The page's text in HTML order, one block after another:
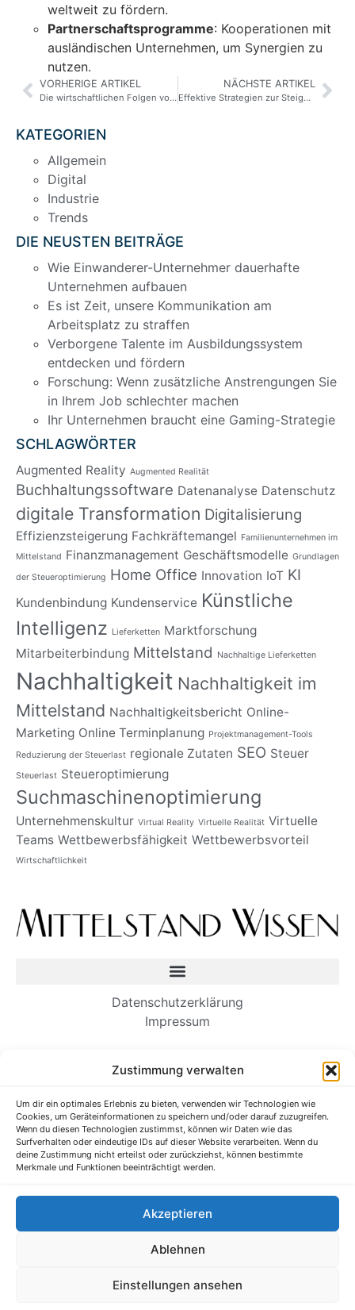
Zustimmung verwalten
Um dir ein optimales Erlebnis zu bieten, verwenden wir Technologien wie
Cookies, um Geräteinformationen zu speichern und/oder darauf zuzugreifen.
Wenn du diesen Technologien zustimmst, können wir Daten wie das
Surfverhalten oder eindeutige IDs auf dieser Website verarbeiten. Wenn du
deine Zustimmung nicht erteilst oder zurückziehst, können bestimmte
Merkmale und Funktionen beeinträchtigt werden.
Akzeptieren
Ablehnen
Einstellungen ansehen
weltweit zu fördern.
Partnerschaftsprogramme: Kooperationen mit
ausländischen Unternehmen, um Synergien zu
nutzen.
VORHERIGE ARTIKEL
Die wirtschaftlichen Folgen von Handelskriegen auf kleine und mittlere Unternehmen
NÄCHSTE ARTIKEL
Effektive Strategien zur Steigerung der Kundenzufriedenheit in mittelständischen Unternehmen
KATEGORIEN
Allgemein
Digital
Industrie
Trends
DIE NEUSTEN BEITRÄGE
Wie Einwanderer-Unternehmer dauerhafte
Unternehmen aufbauen
Es ist Zeit, unsere Kommunikation am
Arbeitsplatz zu straffen
Verborgene Talente im Ausbildungssystem
entdecken und fördern
Forschung: Wenn zusätzliche Anstrengungen Sie
in Ihrem Job schlechter machen
Ihr Unternehmen braucht eine Gaming-Strategie
SCHLAGWÖRTER
Augmented Reality Augmented Realität
Buchhaltungssoftware Datenanalyse Datenschutz
digitale Transformation Digitalisierung
Effizienzsteigerung Fachkräftemangel Familienunternehmen im
Mittelstand Finanzmanagement Geschäftsmodelle Grundlagen
der Steueroptimierung Home Office Innovation IoT KI
Kundenbindung Kundenservice Künstliche
Intelligenz Lieferketten Marktforschung
Mitarbeiterbindung Mittelstand Nachhaltige Lieferketten
Nachhaltigkeit Nachhaltigkeit im
Mittelstand Nachhaltigkeitsbericht Online-
Marketing Online Terminplanung Projektmanagement-Tools
Reduzierung der Steuerlast regionale Zutaten SEO Steuer
Steuerlast Steueroptimierung
Suchmaschinenoptimierung
Unternehmenskultur Virtual Reality Virtuelle Realität Virtuelle
Teams Wettbewerbsfähigkeit Wettbewerbsvorteil
Wirtschaftlichkeit
Datenschutzerklärung
Impressum
Unternehmen aufbauen
Es ist Zeit, unsere Kommunikation am
Arbeitsplatz zu straffen
Verborgene Talente im Ausbildungssystem
Forschung: Wenn zusätzliche Anstrengungen Sie
in Ihrem Job schlechter machen
Alle Rechte vorbehalten @ Mittelstand-Wissen.de